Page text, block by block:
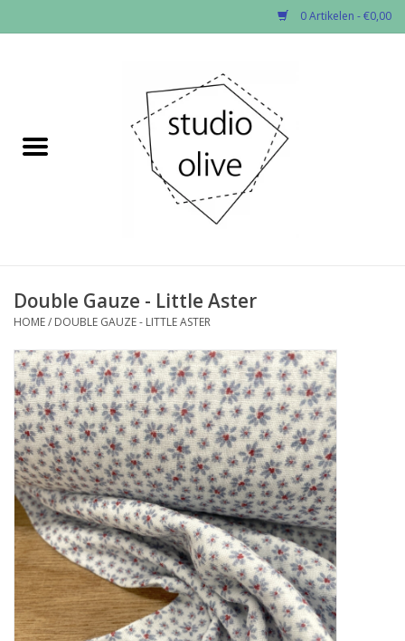
0 Artikelen - €0,00
✂︎Nieuw
Fournituren
Workshops
Diy pakketten
Studio Olive inspireert....
Double Gauze - Little Aster
HOME/ DOUBLE GAUZE - LITTLE ASTER